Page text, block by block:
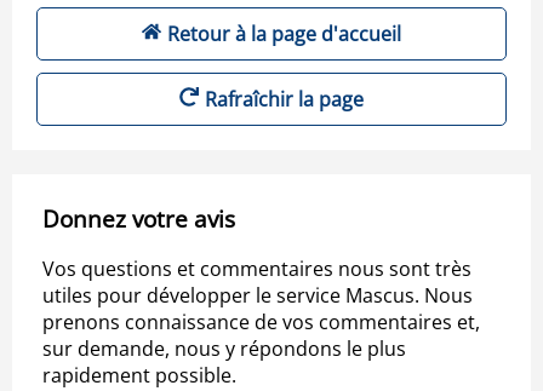
Retour à la page d'accueil
Rafraîchir la page
Donnez votre avis
Vos questions et commentaires nous sont très
utiles pour développer le service Mascus. Nous
prenons connaissance de vos commentaires et,
sur demande, nous y répondons le plus
rapidement possible.